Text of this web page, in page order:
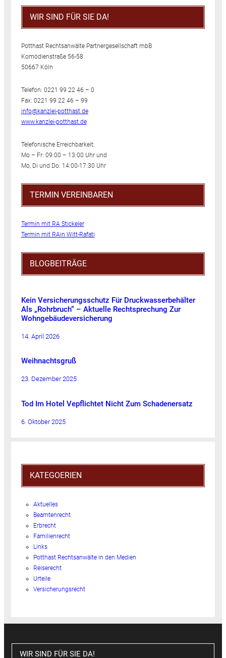
WIR SIND FÜR SIE DA!
Potthast Rechtsanwälte Partnergesellschaft mbB
Komödienstraße 56-58
50667 Köln
Telefon: 0221 99 22 46 – 0
Fax: 0221 99 22 46 – 99
info@kanzlei-potthast.de
www.kanzlei-potthast.de
Telefonische Erreichbarkeit:
Mo – Fr: 09:00 – 13:00 Uhr und
Mo, Di und Do: 14:00-17:30 Uhr
TERMIN VEREINBAREN
Termin mit RA Stickeler
Termin mit RAin Witt-Rafati
BLOGBEITRÄGE
Kein Versicherungsschutz Für Druckwasserbehälter
Als „Rohrbruch“ – Aktuelle Rechtsprechung Zur
Wohngebäudeversicherung
14. April 2026
Weihnachtsgruß
23. Dezember 2025
Tod Im Hotel Vepflichtet Nicht Zum Schadenersatz
6. Oktober 2025
KATEGOERIEN
Aktuelles
Beamtenrecht
Erbrecht
Familienrecht
Links
Potthast Rechtsanwälte in den Medien
Reiserecht
Urteile
Versicherungsrecht
WIR SIND FÜR SIE DA!